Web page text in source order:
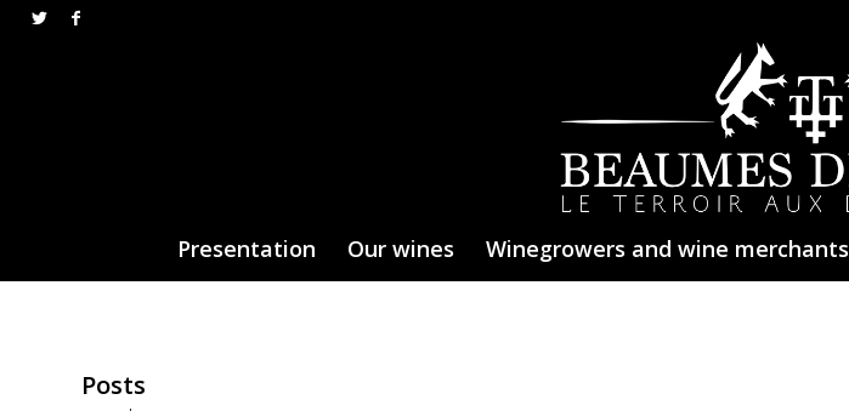
Presentation Our wines Winegrowers and wine merchants
Posts